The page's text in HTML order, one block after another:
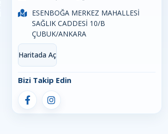
ESENBOĞA MERKEZ MAHALLESİ
SAĞLIK CADDESİ 10/B
ÇUBUK/ANKARA
Haritada Aç
Bizi Takip Edin